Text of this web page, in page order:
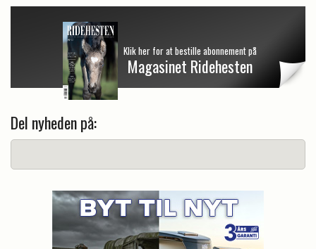
Klik her for at bestille abonnement på
Magasinet Ridehesten
Del nyheden på: